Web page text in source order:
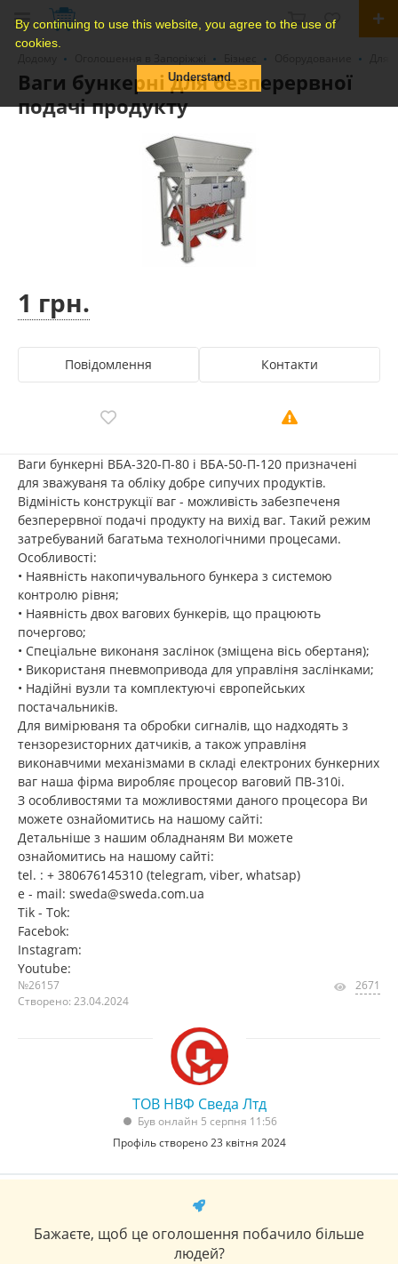
By continuing to use this website, you agree to the use of
cookies.
Understand
Ваги бункерні для безперервної
подачі продукту
1 грн.
Повідомлення Контакти
Ваги бункерні ВБА-320-П-80 і ВБА-50-П-120 призначені
для зважуваня та обліку добре сипучих продуктів.
Відміність конструкції ваг - можливість забезпеченя
безперервної подачі продукту на вихід ваг. Такий режим
затребуваний багатьма технологічними процесами.
Особливості:
• Наявність накопичувального бункера з системою
контролю рівня;
• Наявність двох вагових бункерів, що працюють
почергово;
• Спеціальне виконаня заслінок (зміщена вісь обертаня);
• Використаня пневмопривода для управліня заслінками;
• Надійні вузли та комплектуючі європейських
постачальників.
Для вимірюваня та обробки сигналів, що надходять з
тензорезисторних датчиків, а також управліня
виконавчими механізмами в складі електроних бункерних
ваг наша фірма виробляє процесор ваговий ПВ-310і.
З особливостями та можливостями даного процесора Ви
можете ознайомитись на нашому сайті:
Детальніше з нашим обладнаням Ви можете
ознайомитись на нашому сайті:
tel. : + 380676145310 (telegram, viber, whatsap)
e - mail: sweda@sweda.com.ua
Tik - Tok:
Facebok:
Instagram:
Youtube:
№26157
Створено: 23.04.2024
2671
ТОВ НВФ Сведа Лтд
Був онлайн 5 серпня 11:56
Профіль створено 23 квітня 2024
Бажаєте, щоб це оголошення побачило більше
людей?